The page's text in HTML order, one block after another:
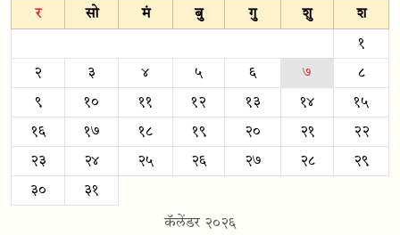
र सो मं बु गु शु श
१
२ ३ ४ ५ ६ ७ ८
९ १० ११ १२ १३ १४ १५
१६ १७ १८ १९ २० २१ २२
२३ २४ २५ २६ २७ २८ २९
३० ३१
कॅलेंडर २०२६